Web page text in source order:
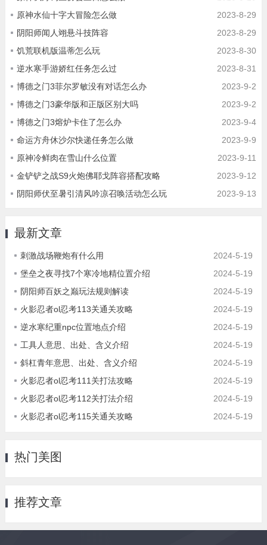
2023-8-29
原神水仙十字大冒险怎么做
2023-8-29
阴阳师闻人翊悬斗技阵容
2023-8-30
饥荒联机版温蒂怎么玩
2023-8-31
逆水寒手游娇红任务怎么过
2023-9-2
博德之门3菲尔罗敏没有对话怎么办
2023-9-2
博德之门3豪华版和正版区别大吗
2023-9-4
博德之门3熔炉卡住了怎么办
2023-9-9
命运方舟休沙尔快递任务怎么做
2023-9-11
原神冷鲜肉在雪山什么位置
2023-9-12
金铲铲之战S9火炮佛耶戈阵容搭配攻略
2023-9-13
阴阳师伏至暑引清风吟凉召唤活动怎么玩
最新文章
2024-5-19
刺激战场鞭炮有什么用
2024-5-19
堡垒之夜寻找7个寒冷地精位置介绍
2024-5-19
阴阳师百妖之巅玩法规则解读
2024-5-19
火影忍者ol忍考113关通关攻略
2024-5-19
逆水寒纪重npc位置地点介绍
2024-5-19
工具人意思、出处、含义介绍
2024-5-19
斜杠青年意思、出处、含义介绍
2024-5-19
火影忍者ol忍考111关打法攻略
2024-5-19
火影忍者ol忍考112关打法介绍
2024-5-19
火影忍者ol忍考115关通关攻略
热门美图
推荐文章